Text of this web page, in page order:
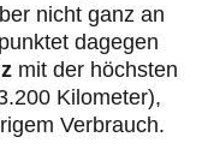
nicht ganz an
dagegen
mit der höchsten
Kilometer),
Verbrauch.